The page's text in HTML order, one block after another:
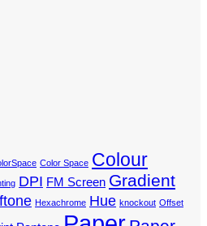
Color Space Colour
DPI FM Screen Gradient
Hexachrome Hue knockout Offset